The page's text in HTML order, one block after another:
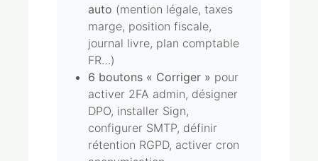
auto (mention légale, taxes
marge, position fiscale,
journal livre, plan comptable
FR…)
6 boutons « Corriger » pour
activer 2FA admin, désigner
DPO, installer Sign,
configurer SMTP, définir
rétention RGPD, activer cron